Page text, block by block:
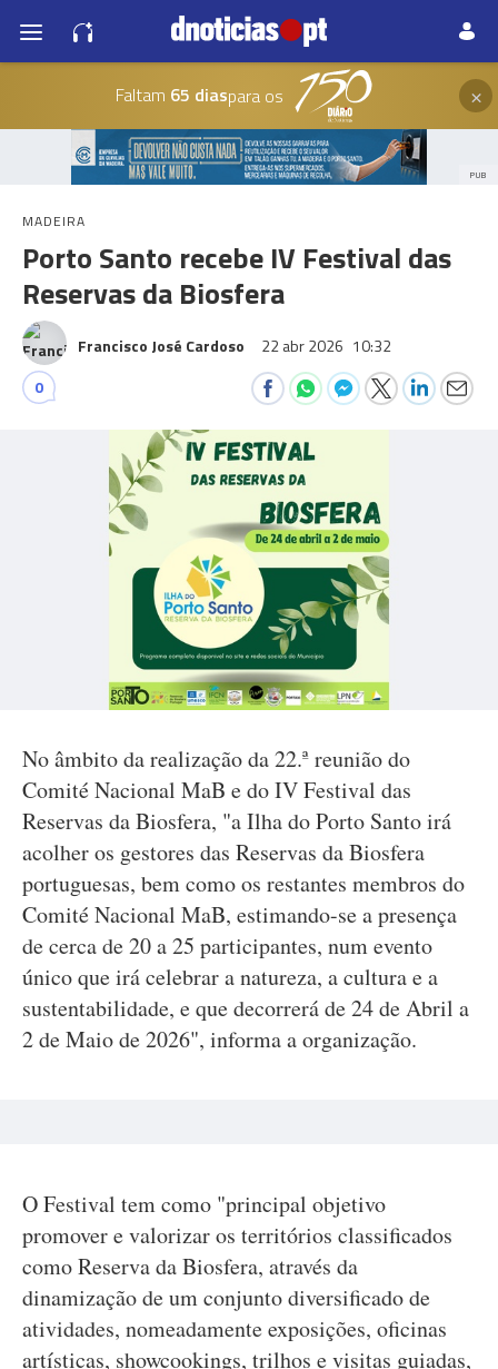
Faltam 65 diaspara os ×
PUB
MADEIRA
Porto Santo recebe IV Festival das
Reservas da Biosfera
Francisco José Cardoso 22 abr 2026 10:32
0
No âmbito da realização da 22.ª reunião do
Comité Nacional MaB e do IV Festival das
Reservas da Biosfera, "a Ilha do Porto Santo irá
acolher os gestores das Reservas da Biosfera
portuguesas, bem como os restantes membros do
Comité Nacional MaB, estimando-se a presença
de cerca de 20 a 25 participantes, num evento
único que irá celebrar a natureza, a cultura e a
sustentabilidade, e que decorrerá de 24 de Abril a
2 de Maio de 2026", informa a organização.
O Festival tem como "principal objetivo
promover e valorizar os territórios classificados
como Reserva da Biosfera, através da
dinamização de um conjunto diversificado de
atividades, nomeadamente exposições, oficinas
artísticas, showcookings, trilhos e visitas guiadas,